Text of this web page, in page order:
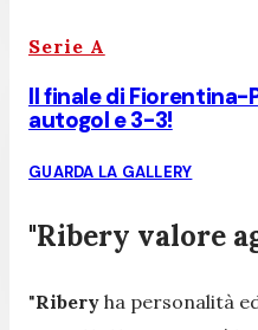
Serie A
Il finale di Fiorentina-
autogol e 3-3!
GUARDA LA GALLERY
"Ribery valore
"Ribery ha personalità